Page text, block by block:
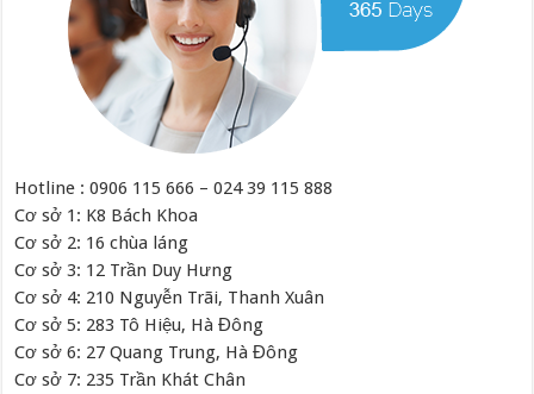
Hotline : 0906 115 666 – 024 39 115 888
Cơ sở 1: K8 Bách Khoa
Cơ sở 2: 16 chùa láng
Cơ sở 3: 12 Trần Duy Hưng
Cơ sở 4: 210 Nguyễn Trãi, Thanh Xuân
Cơ sở 5: 283 Tô Hiệu, Hà Đông
Cơ sở 6: 27 Quang Trung, Hà Đông
Cơ sở 7: 235 Trần Khát Chân